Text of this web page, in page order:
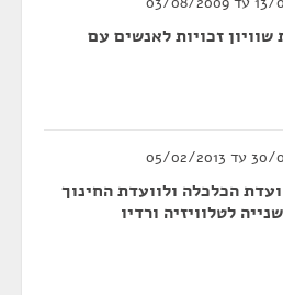
זכויות לאנשים עם
הכלכלה ולוועדת החינוך
לטלוויזיה ורדיו